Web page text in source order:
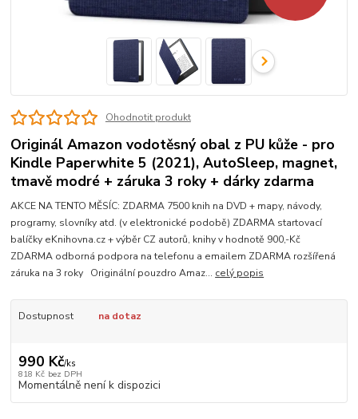
Ohodnotit produkt
Originál Amazon vodotěsný obal z PU kůže - pro
Kindle Paperwhite 5 (2021), AutoSleep, magnet,
tmavě modré + záruka 3 roky + dárky zdarma
AKCE NA TENTO MĚSÍC: ZDARMA 7500 knih na DVD + mapy, návody,
programy, slovníky atd. (v elektronické podobě) ZDARMA startovací
balíčky eKnihovna.cz + výběr CZ autorů, knihy v hodnotě 900,-Kč
ZDARMA odborná podpora na telefonu a emailem ZDARMA rozšířená
záruka na 3 roky Originální pouzdro Amaz... celý popis
Dostupnost na dotaz
990 Kč/ks
818 Kč bez DPH
Momentálně není k dispozici